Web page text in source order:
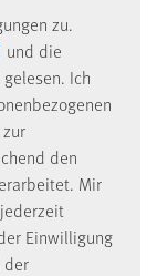
zu.
und die
Ich
den
Mir
Einwilligung
der